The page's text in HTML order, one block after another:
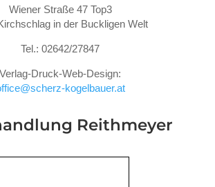
Wiener Straße 47 Top3
in der Buckligen Welt
Tel.: 02642/27847
Verlag-Druck-Web-Design:
kogelbauer.at
Reithmeyer